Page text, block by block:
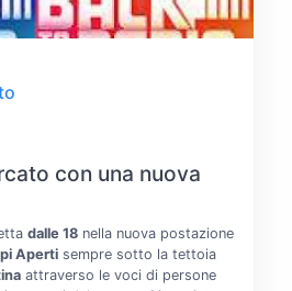
con una nuova
dalle 18nella nuova postazione
Apertisempre sotto la tettoia
attraverso le voci di persone